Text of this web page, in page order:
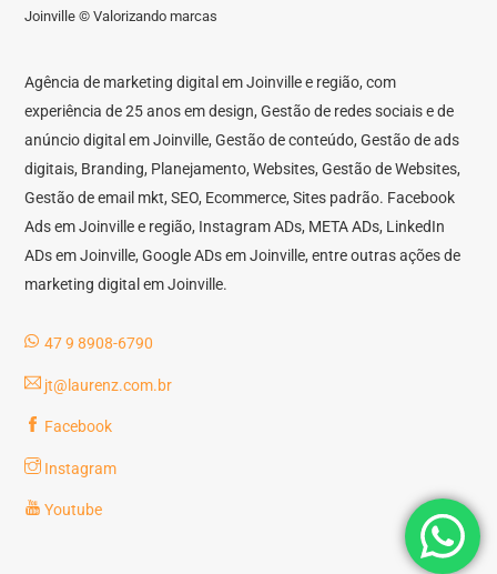
Joinville © Valorizando marcas
Agência de marketing digital em Joinville e região, com
experiência de 25 anos em design, Gestão de redes sociais e de
anúncio digital em Joinville, Gestão de conteúdo, Gestão de ads
digitais, Branding, Planejamento, Websites, Gestão de Websites,
Gestão de email mkt, SEO, Ecommerce, Sites padrão. Facebook
Ads em Joinville e região, Instagram ADs, META ADs, LinkedIn
ADs em Joinville, Google ADs em Joinville, entre outras ações de
marketing digital em Joinville.
47 9 8908-6790
jt@laurenz.com.br
Facebook
Instagram
Youtube